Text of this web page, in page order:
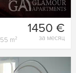
1450 €
за месяц
55 m²